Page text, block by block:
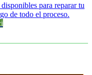
para reparar tu
de todo el proceso.